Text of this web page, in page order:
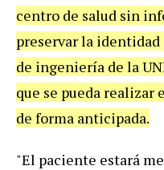
centro de salud sin
preservar la identidad
de ingeniería de la
que se pueda
de forma anticipada.
"El paciente estará